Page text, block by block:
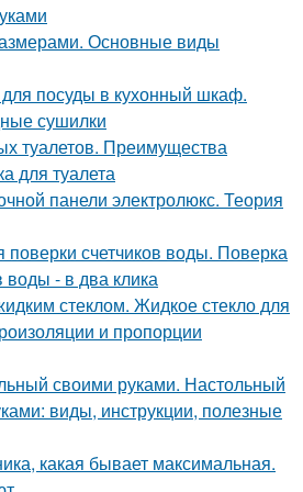
Основные виды
посуды в кухонный шкаф.
сушилки
туалетов. Преимущества
для туалета
панели электролюкс. Теория
поверки счетчиков воды. Поверка
воды - в два клика
стеклом. Жидкое стекло для
и пропорции
своими руками. Настольный
виды, инструкции, полезные
какая бывает максимальная.